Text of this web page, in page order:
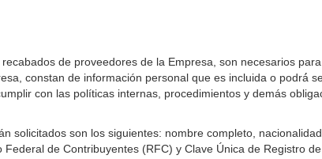
de proveedores de la Empresa, son necesarios
constan de información personal que es incluida o
con las políticas internas, procedimientos y demás
solicitados son los siguientes: nombre completo,
de Contribuyentes (RFC) y Clave Única de Registro